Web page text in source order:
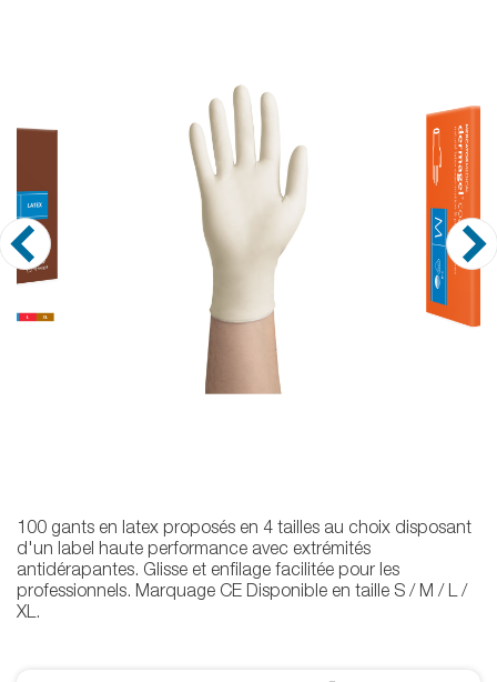
100 gants en latex proposés en 4 tailles au choix disposant
d'un label haute performance avec extrémités
antidérapantes. Glisse et enfilage facilitée pour les
professionnels. Marquage CE Disponible en taille S / M / L /
XL.